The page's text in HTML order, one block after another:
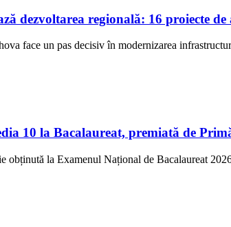
dezvoltarea regională: 16 proiecte
face un pas decisiv în modernizarea
10 la Bacalaureat, premiată de
obținută la Examenul Național de Bacalaureat